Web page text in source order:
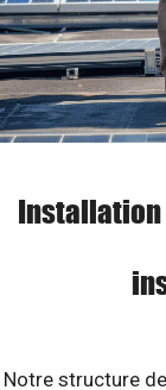
Installation
Notre structure